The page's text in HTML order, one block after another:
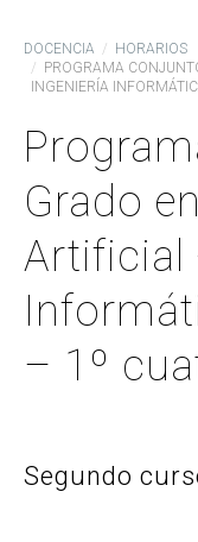
DOCENCIA
HORARIOS
PROGRAMA
INGENIERÍA
Grado
Artificial
– 1º
Segundo